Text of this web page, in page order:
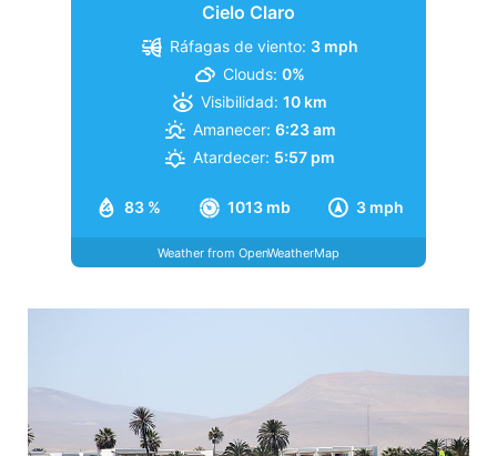
Cielo Claro
83 % 1013 mb 3 mph
Ráfagas de viento: 3 mph
Clouds: 0%
Visibilidad: 10 km
Amanecer: 6:23 am
Atardecer: 5:57 pm
Weather from OpenWeatherMap